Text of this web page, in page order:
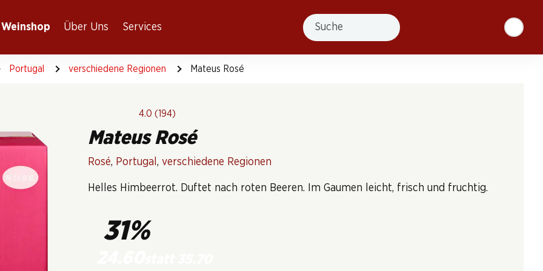
Weinshop Über Uns Services
Suche
Portugal verschiedene Regionen Mateus Rosé
4.0 (194)
Mateus Rosé
Rosé, Portugal , verschiedene Regionen
Helles Himbeerrot. Duftet nach roten Beeren. Im Gaumen leicht, frisch und fruchtig.
31%